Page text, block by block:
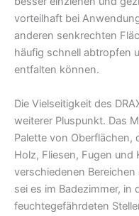
vorteilhaft bei
anderen senkrechten
häufig schnell abtropfen
entfalten können.
Die Vielseitigkeit des
weiterer Pluspunkt. Das
Palette von Oberflächen,
Holz, Fliesen, Fugen
verschiedenen
sei es im Badezimmer, in
feuchtegefährdeten